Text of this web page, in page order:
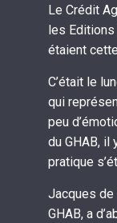
Le Crédit
les
étaient
C’était le
qui
peu
du GHAB, il
pratique
Jacques de
GHAB, a